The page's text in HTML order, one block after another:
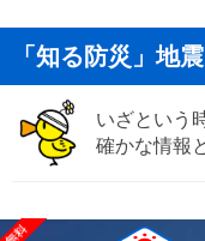
「知る防災」地震
いざという
確かな情報